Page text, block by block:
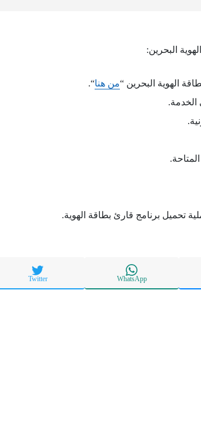
البحرين:
الهوية البحرين “من هنا“.
الخدمة.
تحميل برنامج قارئ بطاقة الهوية.
WhatsApp
Twitter